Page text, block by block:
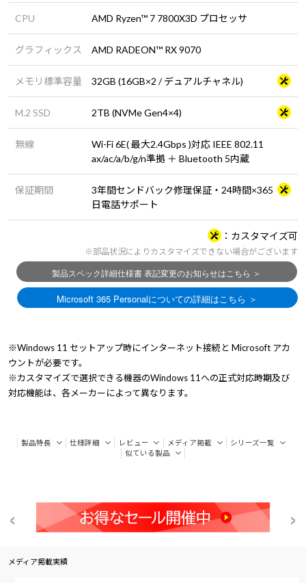
CPU AMD Ryzen™ 7 7800X3D プロセッサ
グラフィックス AMD RADEON™ RX 9070
メモリ標準容量 32GB (16GB×2 / デュアルチャネル)
M.2 SSD 2TB (NVMe Gen4×4)
無線
Wi-Fi 6E( 最大2.4Gbps )対応 IEEE 802.11
ax/ac/a/b/g/n準拠 ＋ Bluetooth 5内蔵
保証期間
3年間センドバック修理保証・24時間×365
日電話サポート
カスタマイズ可
※部品状況によりカスタマイズできない場合がございます
※Windows 11 セットアップ時にインターネット接続と Microsoft アカ
ウントが必要です。
※カスタマイズで選択できる機器のWindows 11への正式対応時期及び
対応機能は、各メーカーによって異なります。
製品特長 仕様詳細 レビュー メディア掲載
シリーズ一覧
似ている製品
メディア掲載実績